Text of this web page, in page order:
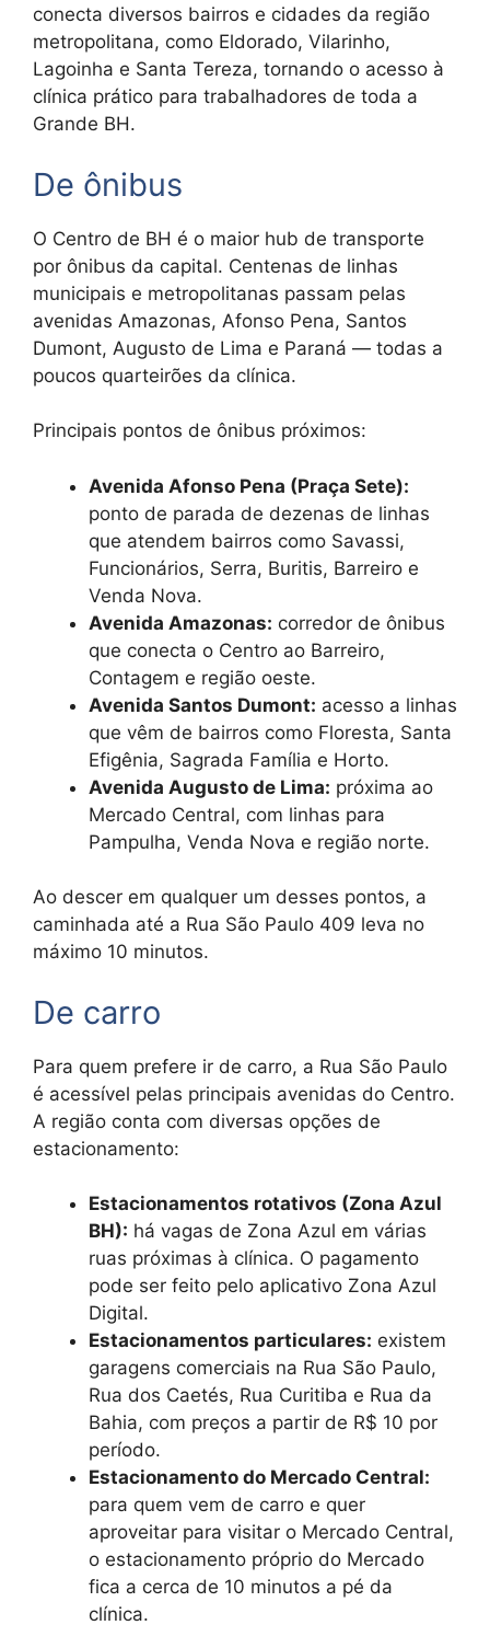
conecta diversos bairros e cidades da região
metropolitana, como Eldorado, Vilarinho,
Lagoinha e Santa Tereza, tornando o acesso à
clínica prático para trabalhadores de toda a
Grande BH.
De ônibus
O Centro de BH é o maior hub de transporte
por ônibus da capital. Centenas de linhas
municipais e metropolitanas passam pelas
avenidas Amazonas, Afonso Pena, Santos
Dumont, Augusto de Lima e Paraná — todas a
poucos quarteirões da clínica.
Principais pontos de ônibus próximos:
Avenida Afonso Pena (Praça Sete):
ponto de parada de dezenas de linhas
que atendem bairros como Savassi,
Funcionários, Serra, Buritis, Barreiro e
Venda Nova.
Avenida Amazonas: corredor de ônibus
que conecta o Centro ao Barreiro,
Contagem e região oeste.
Avenida Santos Dumont: acesso a linhas
que vêm de bairros como Floresta, Santa
Efigênia, Sagrada Família e Horto.
Avenida Augusto de Lima: próxima ao
Mercado Central, com linhas para
Pampulha, Venda Nova e região norte.
Ao descer em qualquer um desses pontos, a
caminhada até a Rua São Paulo 409 leva no
máximo 10 minutos.
De carro
Para quem prefere ir de carro, a Rua São Paulo
é acessível pelas principais avenidas do Centro.
A região conta com diversas opções de
estacionamento:
Estacionamentos rotativos (Zona Azul
BH): há vagas de Zona Azul em várias
ruas próximas à clínica. O pagamento
pode ser feito pelo aplicativo Zona Azul
Digital.
Estacionamentos particulares: existem
garagens comerciais na Rua São Paulo,
Rua dos Caetés, Rua Curitiba e Rua da
Bahia, com preços a partir de R$ 10 por
período.
Estacionamento do Mercado Central:
para quem vem de carro e quer
aproveitar para visitar o Mercado Central,
o estacionamento próprio do Mercado
fica a cerca de 10 minutos a pé da
clínica.